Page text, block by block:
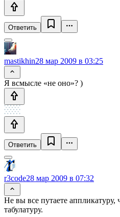
Ответить
mastikhin28 мар 2009 в 03:25
Я всмысле «не оно»? )
Ответить
r3code28 мар 2009 в 07:32
Не вы все путаете аппликатуру,
табулатуру.